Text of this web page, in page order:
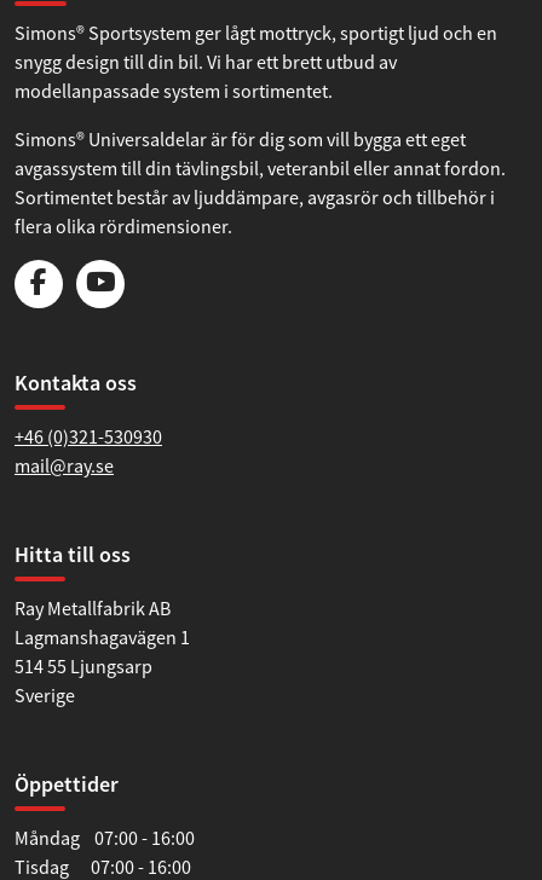
Simons® Sportsystem ger lågt mottryck, sportigt ljud och en
snygg design till din bil. Vi har ett brett utbud av
modellanpassade system i sortimentet.
Simons® Universaldelar är för dig som vill bygga ett eget
avgassystem till din tävlingsbil, veteranbil eller annat fordon.
Sortimentet består av ljuddämpare, avgasrör och tillbehör i
flera olika rördimensioner.
Kontakta oss
+46 (0)321-530930
mail@ray.se
Hitta till oss
Ray Metallfabrik AB
Lagmanshagavägen 1
514 55 Ljungsarp
Sverige
Öppettider
Måndag 07:00 - 16:00
Tisdag 07:00 - 16:00